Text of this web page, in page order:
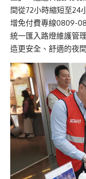
間從72小時縮短至24
增免付費專線0809-
統一匯入路燈維護管
造更安全、舒適的夜